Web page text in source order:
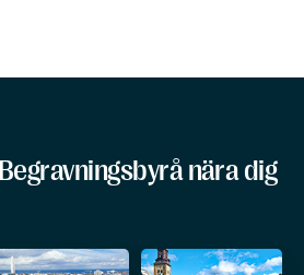
nära dig